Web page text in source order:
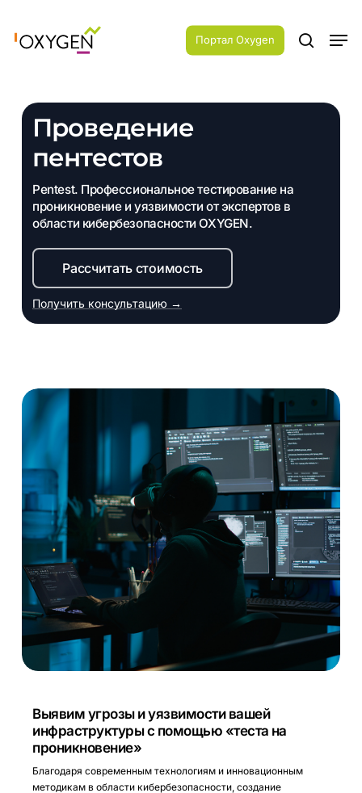
main
Портал Oxygen search
Проведение
пентестов
Pentest. Профессиональное тестирование на
проникновение и уязвимости от экспертов в
области кибербезопасности OXYGEN.
Рассчитать стоимость
Получить консультацию →
Выявим угрозы и уязвимости вашей
инфраструктуры с помощью «теста на
проникновение»
Благодаря современным технологиям и инновационным
методикам в области кибербезопасности, создание